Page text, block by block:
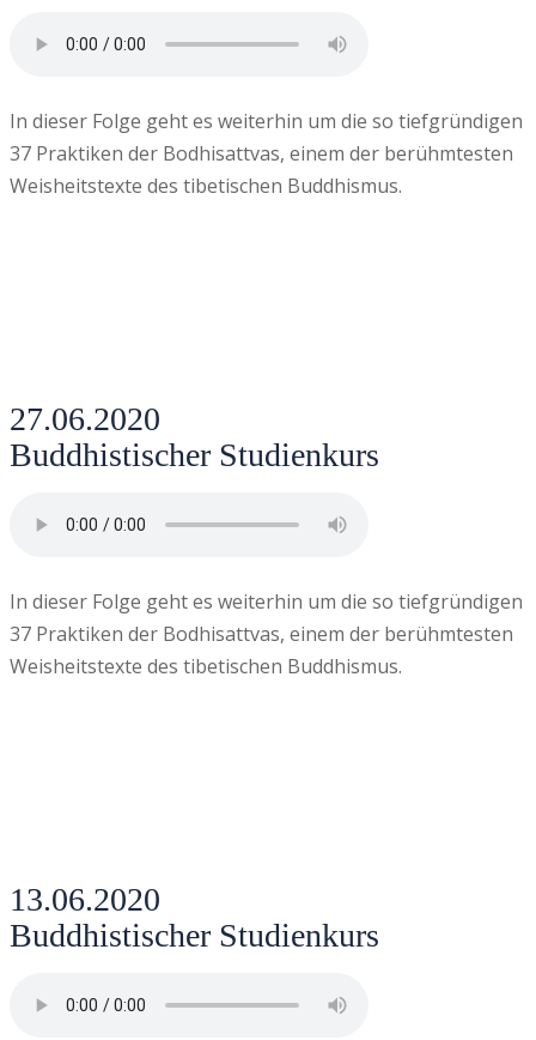
In dieser Folge geht es weiterhin um die so tiefgründigen
37 Praktiken der Bodhisattvas, einem der berühmtesten
Weisheitstexte des tibetischen Buddhismus.
27.06.2020
Buddhistischer Studienkurs
In dieser Folge geht es weiterhin um die so tiefgründigen
37 Praktiken der Bodhisattvas, einem der berühmtesten
Weisheitstexte des tibetischen Buddhismus.
13.06.2020
Buddhistischer Studienkurs